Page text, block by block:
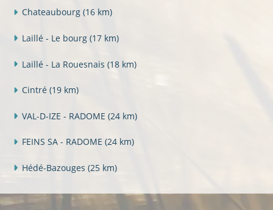
Chateaubourg (16 km)
Laillé - Le bourg (17 km)
Laillé - La Rouesnais (18 km)
Cintré (19 km)
VAL-D-IZE - RADOME (24 km)
FEINS SA - RADOME (24 km)
Hédé-Bazouges (25 km)